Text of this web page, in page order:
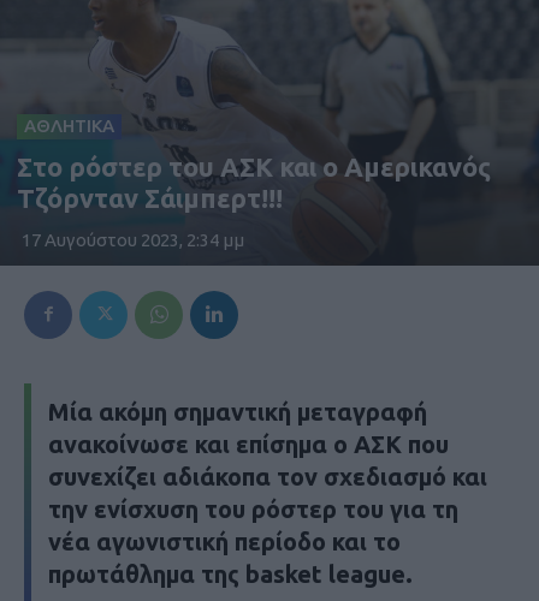
ΑΘΛΗΤΙΚΑ
Στο ρόστερ του ΑΣΚ και ο Αμερικανός
Τζόρνταν Σάιμπερτ!!!
17 Αυγούστου 2023, 2:34 μμ
Μία ακόμη σημαντική μεταγραφή
ανακοίνωσε και επίσημα ο ΑΣΚ που
συνεχίζει αδιάκοπα τον σχεδιασμό και
την ενίσχυση του ρόστερ του για τη
νέα αγωνιστική περίοδο και το
πρωτάθλημα της basket league.